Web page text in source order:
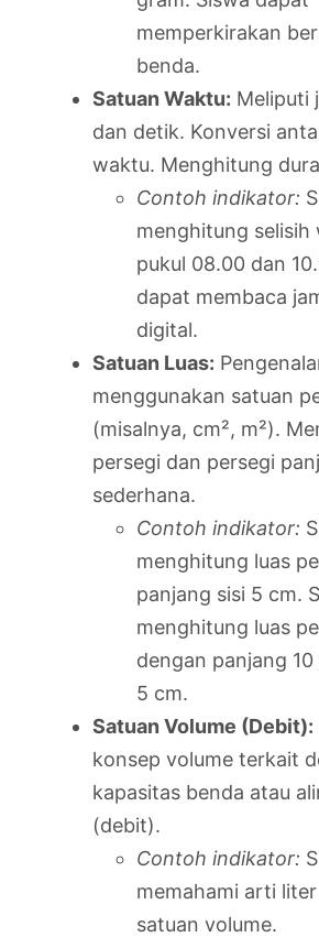
memperkirakan
benda.
Satuan Waktu: Meliputi
dan detik. Konversi
waktu. Menghitung
Contoh indikator:
menghitung selisih
pukul 08.00 dan
dapat membaca
digital.
Satuan Luas:
menggunakan satuan
(misalnya, cm², m²).
persegi dan persegi
sederhana.
Contoh indikator:
menghitung luas
panjang sisi 5 cm.
menghitung luas
dengan panjang
5 cm.
Satuan Volume (Debit):
konsep volume terkait
kapasitas benda atau
(debit).
Contoh indikator:
memahami arti
satuan volume.